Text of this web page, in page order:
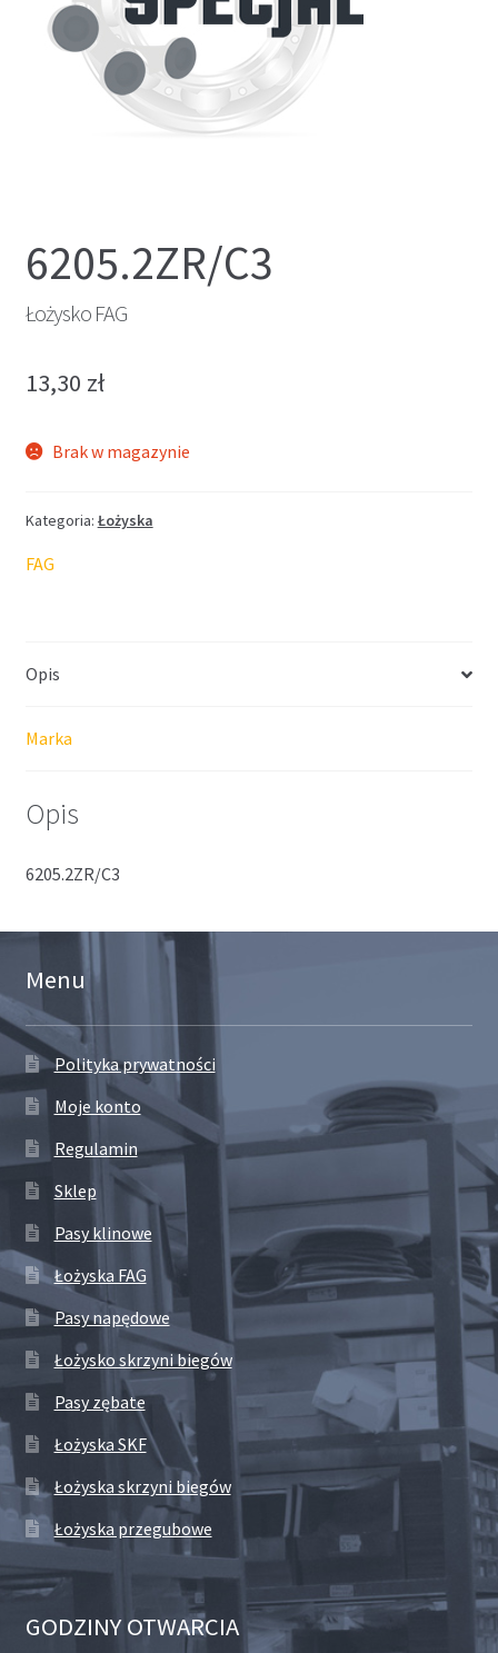
6205.2ZR/C3
Łożysko FAG
13,30 zł
Brak w magazynie
Kategoria: Łożyska
FAG
Opis
Marka
Opis
6205.2ZR/C3
Menu
Polityka prywatności
Moje konto
Regulamin
Sklep
Pasy klinowe
Łożyska FAG
Pasy napędowe
Łożysko skrzyni biegów
Pasy zębate
Łożyska SKF
Łożyska skrzyni biegów
Łożyska przegubowe
GODZINY OTWARCIA